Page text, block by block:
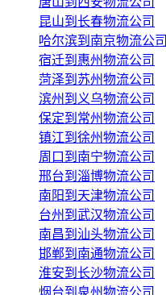
昆山到长春物流公司
哈尔滨到南京物流公司
宿迁到惠州物流公司
菏泽到苏州物流公司
滨州到义乌物流公司
保定到常州物流公司
镇江到徐州物流公司
周口到南宁物流公司
邢台到淄博物流公司
南阳到天津物流公司
台州到武汉物流公司
南昌到汕头物流公司
邯郸到南通物流公司
淮安到长沙物流公司
烟台到泉州物流公司